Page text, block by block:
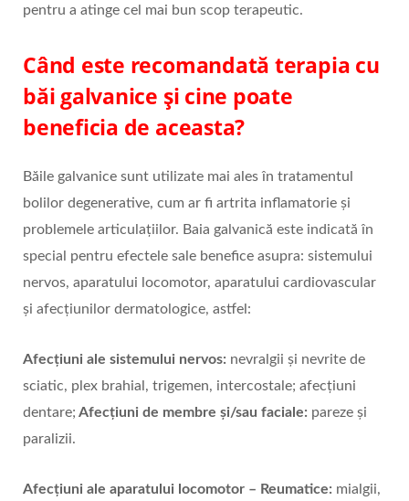
pentru a atinge cel mai bun scop terapeutic.
Când este recomandată terapia cu
băi galvanice și cine poate
beneficia de aceasta?
Băile galvanice sunt utilizate mai ales în tratamentul
bolilor degenerative, cum ar fi artrita inflamatorie și
problemele articulațiilor. Baia galvanică este indicată în
special pentru efectele sale benefice asupra: sistemului
nervos, aparatului locomotor, aparatului cardiovascular
și afecțiunilor dermatologice, astfel:
Afecțiuni ale sistemului nervos: nevralgii și nevrite de
sciatic, plex brahial, trigemen, intercostale; afecțiuni
dentare; Afecțiuni de membre și/sau faciale: pareze și
paralizii.
Afecțiuni ale aparatului locomotor – Reumatice: mialgii,